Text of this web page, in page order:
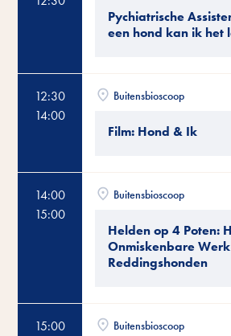
Pychiatrische
een hond kan ik het
12:30
14:00
Buitensbioscoop
Film: Hond & Ik
14:00
15:00
Buitensbioscoop
Helden op 4 Poten:
Onmiskenbare
Reddingshonden
15:00
Buitensbioscoop